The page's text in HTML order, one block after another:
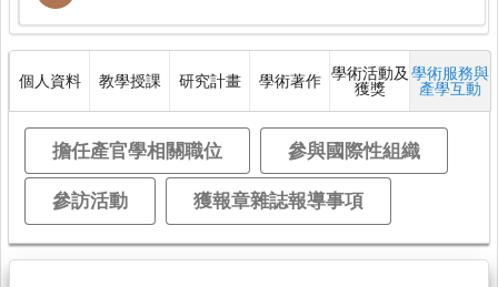
個人資料 教學授課 研究計畫 學術著作 學術活動及
獲獎
學術服務與
產學互動
擔任產官學相關職位 參與國際性組織
參訪活動 獲報章雜誌報導事項